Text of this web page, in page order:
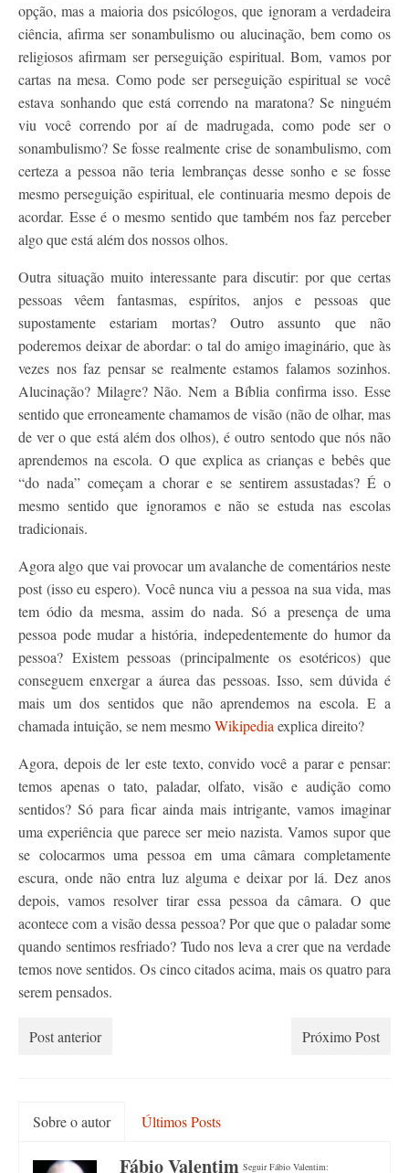
opção, mas a maioria dos psicólogos, que ignoram a verdadeira
ciência, afirma ser sonambulismo ou alucinação, bem como os
religiosos afirmam ser perseguição espiritual. Bom, vamos por
cartas na mesa. Como pode ser perseguição espiritual se você
estava sonhando que está correndo na maratona? Se ninguém
viu você correndo por aí de madrugada, como pode ser o
sonambulismo? Se fosse realmente crise de sonambulismo, com
certeza a pessoa não teria lembranças desse sonho e se fosse
mesmo perseguição espiritual, ele continuaria mesmo depois de
acordar. Esse é o mesmo sentido que também nos faz perceber
algo que está além dos nossos olhos.
Outra situação muito interessante para discutir: por que certas
pessoas vêem fantasmas, espíritos, anjos e pessoas que
supostamente estariam mortas? Outro assunto que não
poderemos deixar de abordar: o tal do amigo imaginário, que às
vezes nos faz pensar se realmente estamos falamos sozinhos.
Alucinação? Milagre? Não. Nem a Bíblia confirma isso. Esse
sentido que erroneamente chamamos de visão (não de olhar, mas
de ver o que está além dos olhos), é outro sentodo que nós não
aprendemos na escola. O que explica as crianças e bebês que
“do nada” começam a chorar e se sentirem assustadas? É o
mesmo sentido que ignoramos e não se estuda nas escolas
tradicionais.
Agora algo que vai provocar um avalanche de comentários neste
post (isso eu espero). Você nunca viu a pessoa na sua vida, mas
tem ódio da mesma, assim do nada. Só a presença de uma
pessoa pode mudar a história, indepedentemente do humor da
pessoa? Existem pessoas (principalmente os esotéricos) que
conseguem enxergar a áurea das pessoas. Isso, sem dúvida é
mais um dos sentidos que não aprendemos na escola. E a
chamada intuição, se nem mesmoWikipedia explica direito?
Agora, depois de ler este texto, convido você a parar e pensar:
temos apenas o tato, paladar, olfato, visão e audição como
sentidos? Só para ficar ainda mais intrigante, vamos imaginar
uma experiência que parece ser meio nazista. Vamos supor que
se colocarmos uma pessoa em uma câmara completamente
escura, onde não entra luz alguma e deixar por lá. Dez anos
depois, vamos resolver tirar essa pessoa da câmara. O que
acontece com a visão dessa pessoa? Por que que o paladar some
quando sentimos resfriado? Tudo nos leva a crer que na verdade
temos nove sentidos. Os cinco citados acima, mais os quatro para
serem pensados.
Post anterior Próximo Post
Sobre o autor Últimos Posts
Seguir Fábio Valentim:
Fábio Valentim